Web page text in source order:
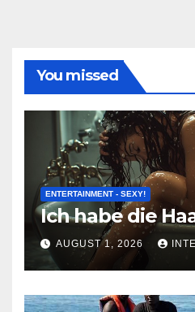
You missed
ENTERTAINMENT - SEXY!
Ich habe die
AUGUST 1, 2026